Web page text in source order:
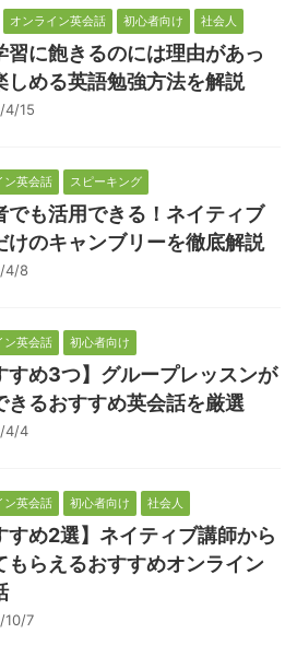
オンライン英会話 初心者向け 社会人
習に飽きるのには理由があっ
しめる英語勉強方法を解説
4/15
ン英会話 スピーキング
でも活用できる！ネイティブ
けのキャンブリーを徹底解説
4/8
ン英会話 初心者向け
すめ3つ】グループレッスンが
きるおすすめ英会話を厳選
4/4
ン英会話 初心者向け 社会人
すめ2選】ネイティブ講師から
もらえるおすすめオンライン
10/7